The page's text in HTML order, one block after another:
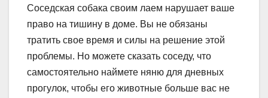
Соседская собака своим лаем нарушает ваше
право на тишину в доме. Вы не обязаны
тратить свое время и силы на решение этой
проблемы. Но можете сказать соседу, что
самостоятельно наймете няню для дневных
прогулок, чтобы его животные больше вас не